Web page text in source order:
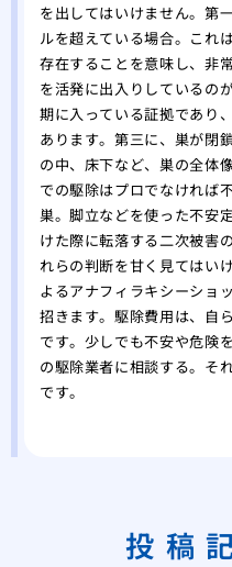
を出してはいけません。第
ルを超えている場合。これ
存在することを意味し、非
を活発に出入りしているの
期に入っている証拠であり
あります。第三に、巣が閉
の中、床下など、巣の全体
での駆除はプロでなければ
巣。脚立などを使った不安
けた際に転落する二次被害
れらの判断を甘く見てはい
よるアナフィラキシーショ
招きます。駆除費用は、自
です。少しでも不安や危険
の駆除業者に相談する。そ
です。
投稿